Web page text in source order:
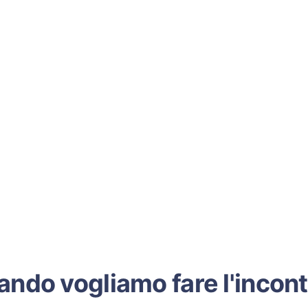
vogliamo fare